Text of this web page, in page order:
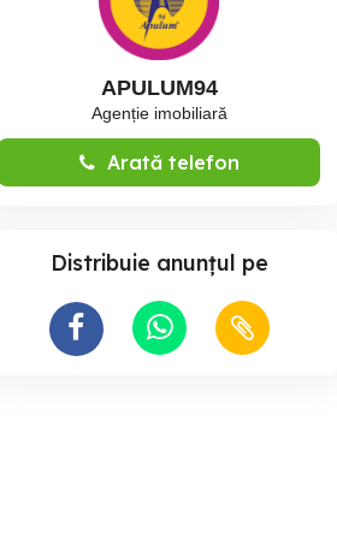
APULUM94
Agenție imobiliară
Arată telefon
Distribuie anunțul pe